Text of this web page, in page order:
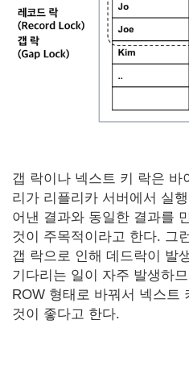
갭 락이나 넥스트 키 락은 바
리가 리플리카 서버에서 실
어낸 결과와 동일한 결과를
것이 주목적이라고 한다. 그
갭 락으로 인해 데드락이 발
기다리는 일이 자주 발생하
ROW 형태로 바꿔서 넥스트
것이 좋다고 한다.